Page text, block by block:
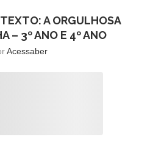
A ORGULHOSA
– 3º ANO E 4º ANO
Acessaber